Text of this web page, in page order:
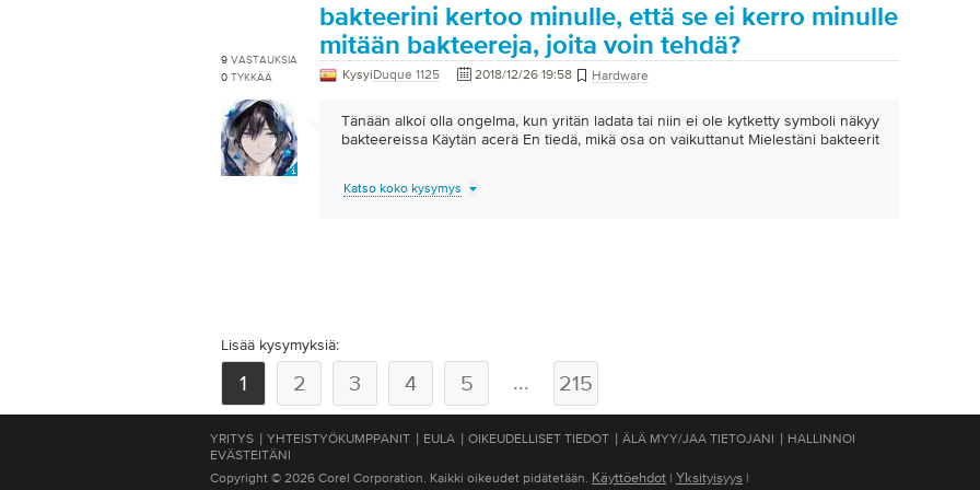
9 VASTAUKSIA
0 TYKKÄÄ
bakteerini kertoo minulle, että se ei kerro minulle
mitään bakteereja, joita voin tehdä?
KysyiDuque 1125 2018/12/26 19:58 Hardware
Tänään alkoi olla ongelma, kun yritän ladata tai niin ei ole kytketty symboli näkyy
bakteereissa Käytän acerä En tiedä, mikä osa on vaikuttanut Mielestäni bakteerit
Katso koko kysymys
Lisää kysymyksiä:
1 2 3 4 5 ... 215
YRITYS | YHTEISTYÖKUMPPANIT | EULA | OIKEUDELLISET TIEDOT | ÄLÄ MYY/JAA TIETOJANI | HALLINNOI
EVÄSTEITÄNI
Copyright © 2026 Corel Corporation. Kaikki oikeudet pidätetään. Käyttöehdot | Yksityisyys |